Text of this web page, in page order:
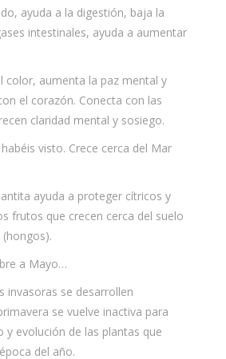
ayuda a la digestión, baja la
intestinales, ayuda a aumentar
color, aumenta la paz mental y
el corazón. Conecta con las
claridad mental y sosiego.
visto. Crece cerca del Mar
ayuda a proteger cítricos y
frutos que crecen cerca del suelo
a Mayo…
invasoras se desarrollen
se vuelve inactiva para
y evolución de las plantas que
del año.